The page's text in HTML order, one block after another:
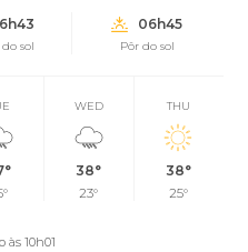
do sol
06h45
Pôr do sol
WED
38°
23°
THU
38°
25°
às 10h01